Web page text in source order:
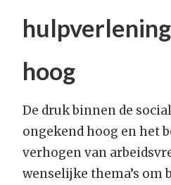
hoog
De druk binnen de
ongekend hoog en het
verhogen van
wenselijke thema’s om